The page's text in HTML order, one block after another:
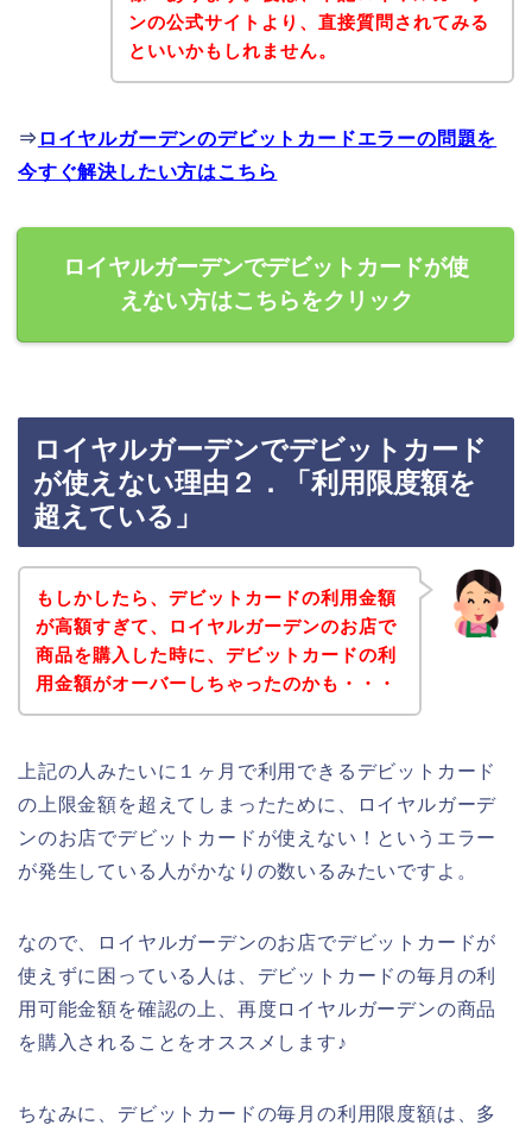
ンの公式サイトより、直接質問されてみる
といいかもしれません。
⇒ ロイヤルガーデンのデビットカードエラーの問題を
今すぐ解決したい方はこちら
ロイヤルガーデンでデビットカードが使
えない方はこちらをクリック
ロイヤルガーデンでデビットカード
が使えない理由２．「利用限度額を
超えている」
もしかしたら、デビットカードの利用金額
が高額すぎて、ロイヤルガーデンのお店で
商品を購入した時に、デビットカードの利
用金額がオーバーしちゃったのかも・・・
上記の人みたいに１ヶ月で利用できるデビットカード
の上限金額を超えてしまったために、ロイヤルガーデ
ンのお店でデビットカードが使えない！というエラー
が発生している人がかなりの数いるみたいですよ。
なので、ロイヤルガーデンのお店でデビットカードが
使えずに困っている人は、デビットカードの毎月の利
用可能金額を確認の上、再度ロイヤルガーデンの商品
を購入されることをオススメします♪
ちなみに、デビットカードの毎月の利用限度額は、多